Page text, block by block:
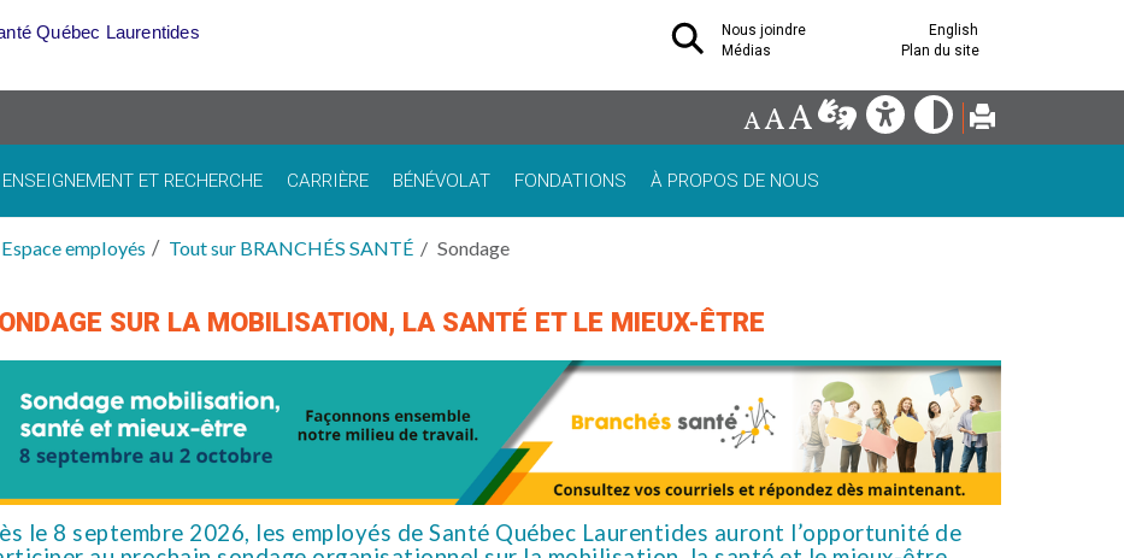
Nous joindre
English
Médias
Plan du site
Québec Laurentides
ENSEIGNEMENT ET RECHERCHE CARRIÈRE BÉNÉVOLAT FONDATIONS À PROPOS DE NOUS
Espace employés Tout sur BRANCHÉS SANTÉ Sondage
SUR LA MOBILISATION, LA SANTÉ ET LE MIEUX-ÊTRE
le 8 septembre 2026, les employés de Santé Québec Laurentides auront l’opportunité de